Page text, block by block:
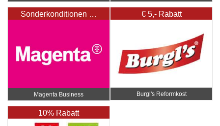
Sonderkonditionen …
Magenta Business
€ 5,- Rabatt
Burgl's Reformkost
10% Rabatt